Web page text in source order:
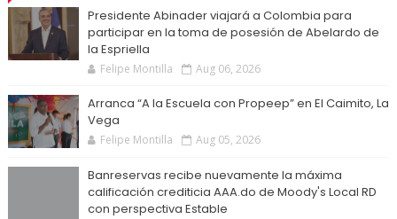
Presidente Abinader viajará a Colombia para
participar en la toma de posesión de Abelardo de
la Espriella
Felipe Montilla Aug 06, 2026
Arranca “A la Escuela con Propeep” en El Caimito, La
Vega
Felipe Montilla Aug 05, 2026
Banreservas recibe nuevamente la máxima
calificación crediticia AAA.do de Moody's Local RD
con perspectiva Estable